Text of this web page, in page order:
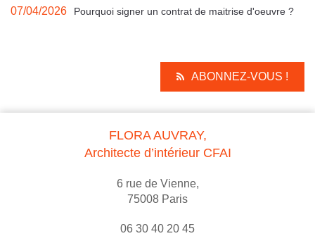
07/04/2026 Pourquoi signer un contrat de maitrise d'oeuvre ?
ABONNEZ-VOUS !
FLORA AUVRAY,
Architecte d’intérieur CFAI
6 rue de Vienne,
75008 Paris
06 30 40 20 45